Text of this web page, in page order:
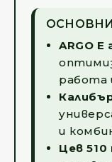
ARGO
работа
и
Цев 510